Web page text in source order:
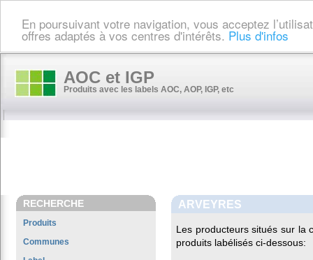
En poursuivant votre navigation, vous acceptez
offres adaptés à vos centres d'intérêts. Plus d'infos
AOC et IGP
Produits avec les labels AOC, AOP, IGP, etc
RECHERCHE
Produits
Communes
ARVEYRES
Les producteurs situés sur la
produits labélisés ci-dessous: